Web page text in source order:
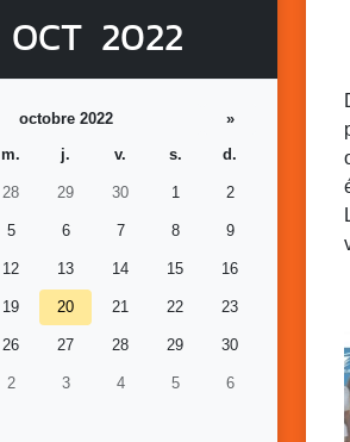
OCT 2022
octobre 2022
»
m. j. v. s. d.
28 29 30 1 2
5 6 7 8 9
12 13 14 15 16
19 20 21 22 23
26 27 28 29 30
2 3 4 5 6